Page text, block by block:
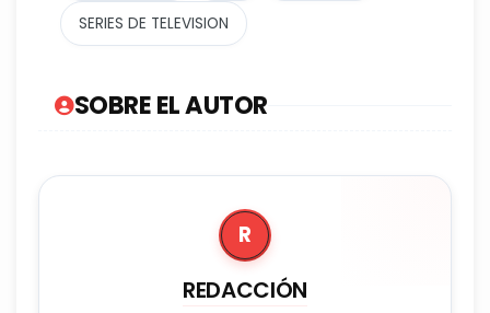
SERIES DE TELEVISION
SOBRE EL AUTOR
R
REDACCIÓN